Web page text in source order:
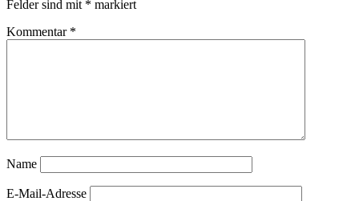
Felder sind mit * markiert
Kommentar *
Name
E-Mail-Adresse